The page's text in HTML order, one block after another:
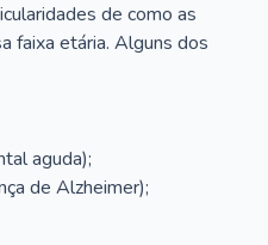
de como as
faixa etária. Alguns dos
aguda);
de Alzheimer);